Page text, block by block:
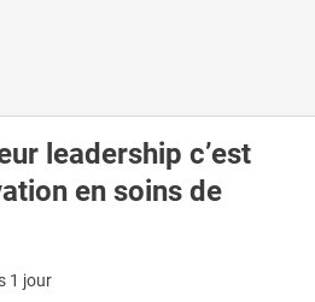
leadership c’est
en soins de
1 jour